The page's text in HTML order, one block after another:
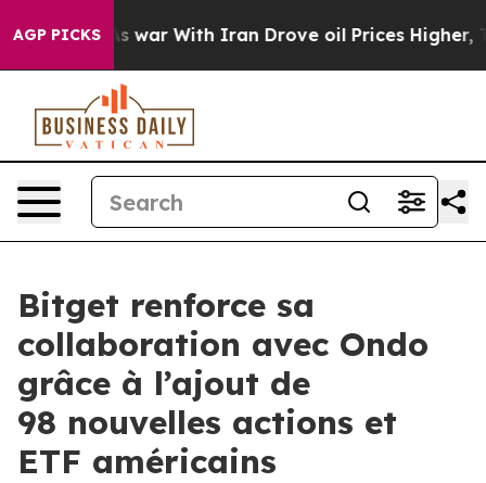
AGP PICKS
As war With Iran Drove oil Prices Higher,
Bitget renforce sa
collaboration avec Ondo
grâce à l’ajout de
98 nouvelles actions et
ETF américains